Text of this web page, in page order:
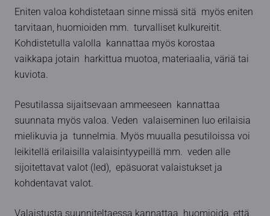
Eniten valoa kohdistetaan sinne missä sitä myös eniten
tarvitaan, huomioiden mm. turvalliset kulkureitit.
Kohdistetulla valolla kannattaa myös korostaa
vaikkapa jotain harkittua muotoa, materiaalia, väriä tai
kuviota.
Pesutilassa sijaitsevaan ammeeseen kannattaa
suunnata myös valoa. Veden valaiseminen luo erilaisia
mielikuvia ja tunnelmia. Myös muualla pesutiloissa voi
leikitellä erilaisilla valaisintyypeillä mm. veden alle
sijoitettavat valot (led), epäsuorat valaistukset ja
kohdentavat valot.
Valaistusta suunniteltaessa kannattaa huomioida, että